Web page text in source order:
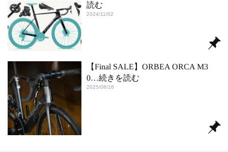
読む
2024/11/02
【Final SALE】ORBEA ORCA M3
0…続きを読む
2025/08/16